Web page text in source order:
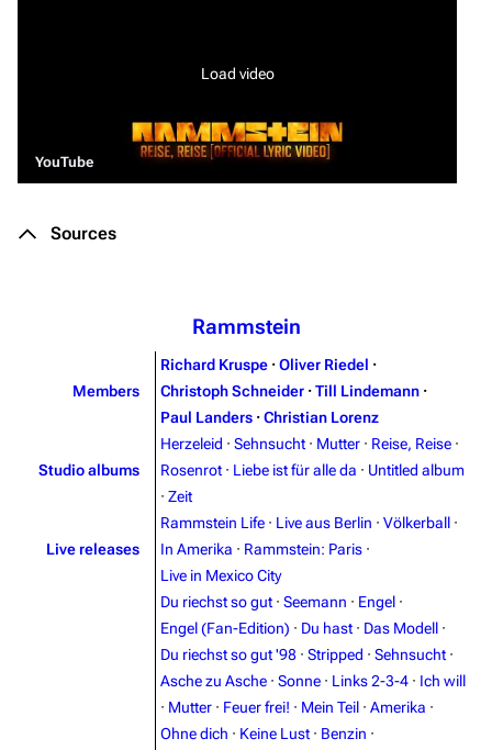
Load video
YouTube
Sources
Rammstein
Members
Richard Kruspe · Oliver Riedel ·
Christoph Schneider · Till Lindemann ·
Paul Landers · Christian Lorenz
Studio albums
Herzeleid · Sehnsucht · Mutter · Reise, Reise ·
Rosenrot · Liebe ist für alle da · Untitled album
· Zeit
Live releases
Rammstein Life · Live aus Berlin · Völkerball ·
In Amerika · Rammstein: Paris ·
Live in Mexico City
Du riechst so gut · Seemann · Engel ·
Engel (Fan-Edition) · Du hast · Das Modell ·
Du riechst so gut '98 · Stripped · Sehnsucht ·
Asche zu Asche · Sonne · Links 2-3-4 · Ich will
· Mutter · Feuer frei! · Mein Teil · Amerika ·
Ohne dich · Keine Lust · Benzin ·